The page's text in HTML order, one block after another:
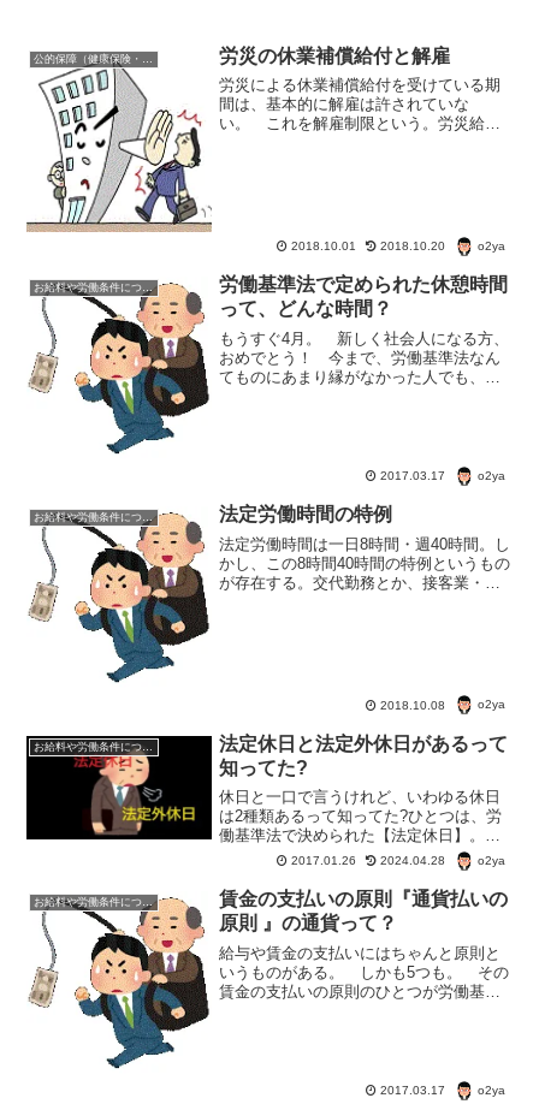
労災の休業補償給付と解雇
労災による休業補償給付を受けている期
間は、基本的に解雇は許されていな
い。 これを解雇制限という。労災給付
2018.10.01 2018.10.20 o2ya
お給料や労働条件について知ろう
労働基準法で定められた休憩時間
って、どんな時間？
もうすぐ4月。 新しく社会人になる方、
おめでとう！ 今まで、労働基準法なん
てものにあまり縁がなかった人でも、こ
2017.03.17 o2ya
お給料や労働条件について知ろう 法定労働時間の特例
法定労働時間は一日8時間・週40時間。し
かし、この8時間40時間の特例というもの
が存在する。交代勤務とか、接客業・タ
2018.10.08 o2ya
お給料や労働条件について知ろう
法定休日と法定外休日があるって
知ってた?
休日と一口で言うけれど、いわゆる休日
は2種類あるって知ってた?ひとつは、労
働基準法で決められた【法定休日】。も
うひとつは、【法定外休日】。どちら
も、同じ休日ではあるけれど、【法定休
日】と【法定外休日】では大差がある。
2017.01.26 2024.04.28 o2ya
お給料や労働条件について知ろう
賃金の支払いの原則『通貨払いの
原則 』の通貨って？
給与や賃金の支払いにはちゃんと原則と
いうものがある。 しかも5つも。 その
賃金の支払いの原則のひとつが労働基準
2017.03.17 o2ya